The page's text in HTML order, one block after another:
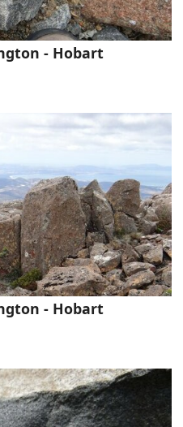
- Hobart
- Hobart